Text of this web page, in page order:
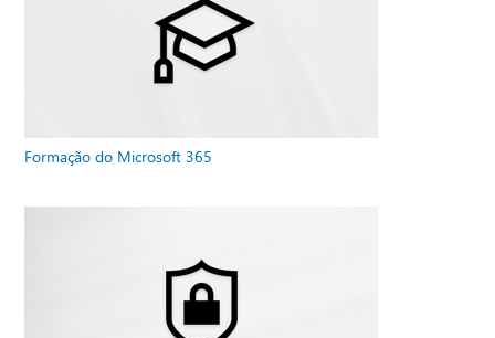
Formação do Microsoft 365